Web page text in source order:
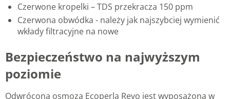
Czerwone kropelki – TDS przekracza 150 ppm
Czerwona obwódka - należy jak najszybciej wymienić
wkłady filtracyjne na nowe
Bezpieczeństwo na najwyższym
poziomie
Odwrócona osmoza Ecoperla Revo jest wyposażona w